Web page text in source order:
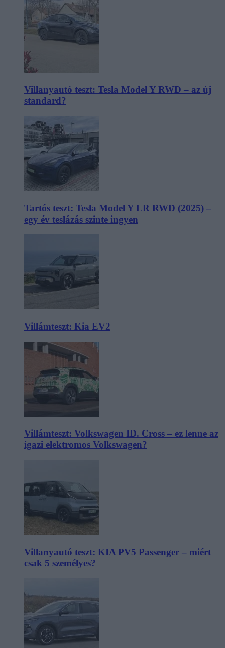
Villanyautó teszt: Tesla Model Y RWD – az új
standard?
Tartós teszt: Tesla Model Y LR RWD (2025) –
egy év teslázás szinte ingyen
Villámteszt: Kia EV2
Villámteszt: Volkswagen ID. Cross – ez lenne az
igazi elektromos Volkswagen?
Villanyautó teszt: KIA PV5 Passenger – miért
csak 5 személyes?